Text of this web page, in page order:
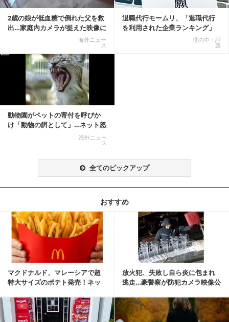
2歳の娘が低血糖で倒れた父を救
出…家庭内カメラが捉えた映像に
海外ニュー
ス
退職代行モームリ、「退職代行
を利用された企業ランキング」
世の中・話
題
動物園がペットの寄付を呼びか
け「動物の餌として」…ネット怒
海外ニュー
ス
全てのピックアップ
おすすめ
マクドナルド、マレーシアで超
特大サイズのポテト発売！ネッ
放火犯、失敗し自ら炎に包まれ
逃走…豪警察が防犯カメラ映像公
記事を読む
記事を読む